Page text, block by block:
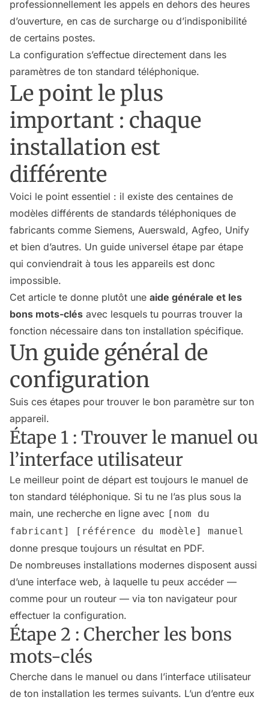
professionnellement les appels en dehors des heures
d’ouverture, en cas de surcharge ou d’indisponibilité
de certains postes.
La configuration s’effectue directement dans les
paramètres de ton standard téléphonique.
Le point le plus
important : chaque
installation est
différente
Voici le point essentiel : il existe des centaines de
modèles différents de standards téléphoniques de
fabricants comme Siemens, Auerswald, Agfeo, Unify
et bien d’autres. Un guide universel étape par étape
qui conviendrait à tous les appareils est donc
impossible.
Cet article te donne plutôt une aide générale et les
bons mots-clés avec lesquels tu pourras trouver la
fonction nécessaire dans ton installation spécifique.
Un guide général de
configuration
Suis ces étapes pour trouver le bon paramètre sur ton
appareil.
Étape 1 : Trouver le manuel ou
l’interface utilisateur
Le meilleur point de départ est toujours le manuel de
ton standard téléphonique. Si tu ne l’as plus sous la
main, une recherche en ligne avec [nom du
fabricant] [référence du modèle] manuel
donne presque toujours un résultat en PDF.
De nombreuses installations modernes disposent aussi
d’une interface web, à laquelle tu peux accéder —
comme pour un routeur — via ton navigateur pour
effectuer la configuration.
Étape 2 : Chercher les bons
mots-clés
Cherche dans le manuel ou dans l’interface utilisateur
de ton installation les termes suivants. L’un d’entre eux